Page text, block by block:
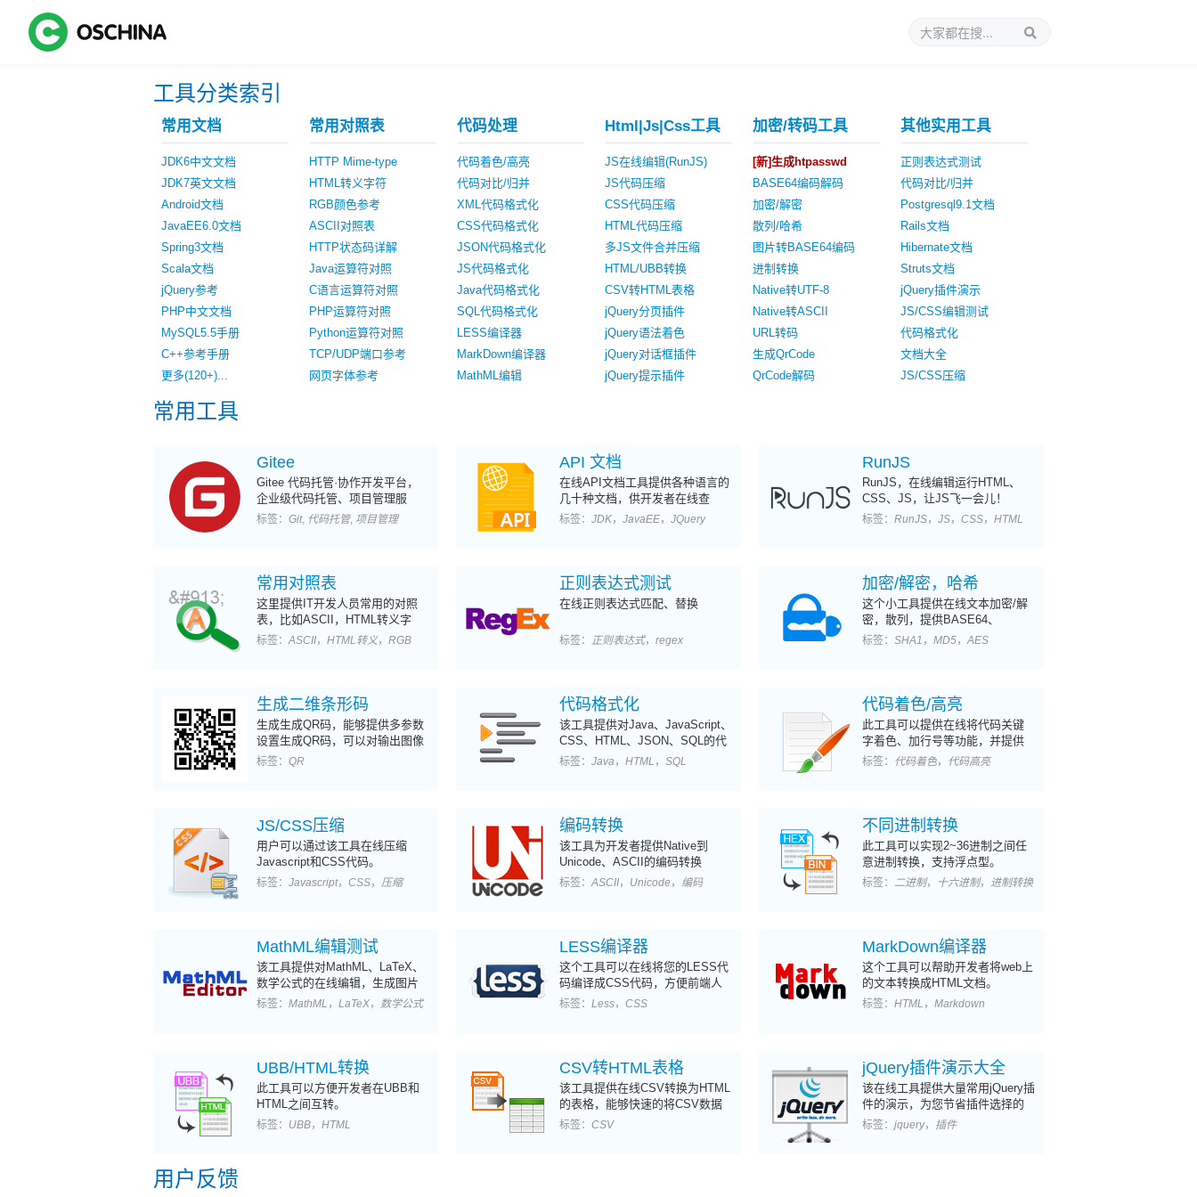
工具分类索引
常用文档
JDK6中文文档
JDK7英文文档
Android文档
JavaEE6.0文档
Spring3文档
Scala文档
jQuery参考
PHP中文文档
MySQL5.5手册
C++参考手册
更多(120+)...
常用对照表
HTTP Mime-type
HTML转义字符
RGB颜色参考
ASCII对照表
HTTP状态码详解
Java运算符对照
C语言运算符对照
PHP运算符对照
Python运算符对照
TCP/UDP端口参考
网页字体参考
代码处理
代码着色/高亮
代码对比/归并
XML代码格式化
CSS代码格式化
JSON代码格式化
JS代码格式化
Java代码格式化
SQL代码格式化
LESS编译器
MarkDown编译器
MathML编辑
Html|Js|Css工具
JS在线编辑(RunJS)
JS代码压缩
CSS代码压缩
HTML代码压缩
多JS文件合并压缩
HTML/UBB转换
CSV转HTML表格
jQuery分页插件
jQuery语法着色
jQuery对话框插件
jQuery提示插件
加密/转码工具
[新]生成htpasswd
BASE64编码解码
加密/解密
散列/哈希
图片转BASE64编码
进制转换
Native转UTF-8
Native转ASCII
URL转码
生成QrCode
QrCode解码
其他实用工具
正则表达式测试
代码对比/归并
Postgresql9.1文档
Rails文档
Hibernate文档
Struts文档
jQuery插件演示
JS/CSS编辑测试
代码格式化
文档大全
JS/CSS压缩
常用工具
Gitee
Gitee 代码托管·协作开发平台，
企业级代码托管、项目管理服
务。
标签： Git, 代码托管, 项目管理
API 文档
在线API文档工具提供各种语言的
几十种文档，供开发者在线查
阅。
标签： JDK， JavaEE， JQuery
RunJS
RunJS，在线编辑运行HTML、
CSS、JS，让JS飞一会儿！
标签： RunJS， JS， CSS， HTML
常用对照表
这里提供IT开发人员常用的对照
表，比如ASCII，HTML转义字
符，RGB颜色等。
标签：ASCII， HTML转义， RGB
正则表达式测试
在线正则表达式匹配、替换
标签： 正则表达式， regex
加密/解密，哈希
这个小工具提供在线文本加密/解
密，散列，提供BASE64、
SHA1、MD5、AES等多种算法
标签： SHA1 ， MD5，AES
生成二维条形码
生成生成QR码，能够提供多参数
设置生成QR码，可以对输出图像
格式（GIF/JPEG/PNG），纠错
标签： QR
代码格式化
该工具提供对Java、JavaScript、
CSS、HTML、JSON、SQL的代
码格式化功能。
标签： Java ， HTML ， SQL
代码着色/高亮
此工具可以提供在线将代码关键
字着色、加行号等功能，并提供
输出HTML.
标签： 代码着色， 代码高亮
JS/CSS压缩
用户可以通过该工具在线压缩
Javascript和CSS代码。
标签： Javascript， CSS， 压缩
编码转换
该工具为开发者提供Native到
Unicode、ASCII的编码转换
标签：ASCII， Unicode ， 编码
不同进制转换
此工具可以实现2~36进制之间任
意进制转换，支持浮点型。
标签： 二进制， 十六进制， 进制转换
MathML编辑测试
该工具提供对MathML、LaTeX、
数学公式的在线编辑，生成图片
功能。
标签： MathML ， LaTeX， 数学公式
LESS编译器
这个工具可以在线将您的LESS代
码编译成CSS代码，方便前端人
员使用
标签： Less， CSS
MarkDown编译器
这个工具可以帮助开发者将web上
的文本转换成HTML文档。
标签： HTML ， Markdown
UBB/HTML转换
此工具可以方便开发者在UBB和
HTML之间互转。
标签： UBB， HTML
CSV转HTML表格
该工具提供在线CSV转换为HTML
的表格，能够快速的将CSV数据
转换页面展示数据。
标签： CSV
jQuery插件演示大全
该在线工具提供大量常用jQuery插
件的演示，为您节省插件选择的
时间，并提供在线对示例进行编
标签： jquery， 插件
用户反馈